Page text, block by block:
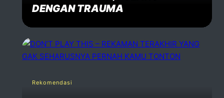
DENGAN TRAUMA
Rekomendasi